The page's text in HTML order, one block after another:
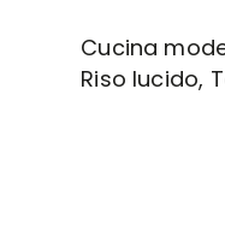
Cucina
Riso lucido,